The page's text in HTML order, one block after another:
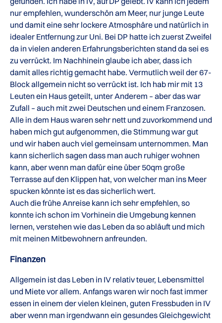
nur empfehlen, wunderschön am Meer, nur junge Leute
und damit eine sehr lockere Atmosphäre und natürlich in
idealer Entfernung zur Uni. Bei DP hatte ich zuerst Zweifel
da in vielen anderen Erfahrungsberichten stand da sei es
zu verrückt. Im Nachhinein glaube ich aber, dass ich
damit alles richtig gemacht habe. Vermutlich weil der 67-
Block allgemein nicht so verrückt ist. Ich hab mir mit 13
Leuten ein Haus geteilt, unter Anderem – aber das war
Zufall – auch mit zwei Deutschen und einem Franzosen.
Alle in dem Haus waren sehr nett und zuvorkommend und
haben mich gut aufgenommen, die Stimmung war gut
und wir haben auch viel gemeinsam unternommen. Man
kann sicherlich sagen dass man auch ruhiger wohnen
kann, aber wenn man dafür eine über 50qm große
Terrasse auf den Klippen hat, von welcher man ins Meer
spucken könnte ist es das sicherlich wert.
Auch die frühe Anreise kann ich sehr empfehlen, so
konnte ich schon im Vorhinein die Umgebung kennen
lernen, verstehen wie das Leben da so abläuft und mich
mit meinen Mitbewohnern anfreunden.
Finanzen
Allgemein ist das Leben in IV relativ teuer, Lebensmittel
und Miete vor allem. Anfangs waren wir noch fast immer
essen in einem der vielen kleinen, guten Fressbuden in IV
aber wenn man irgendwann ein gesundes Gleichgewicht